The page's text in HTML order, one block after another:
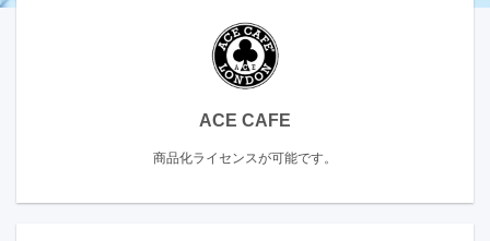
ACE CAFE
商品化ライセンスが可能です。